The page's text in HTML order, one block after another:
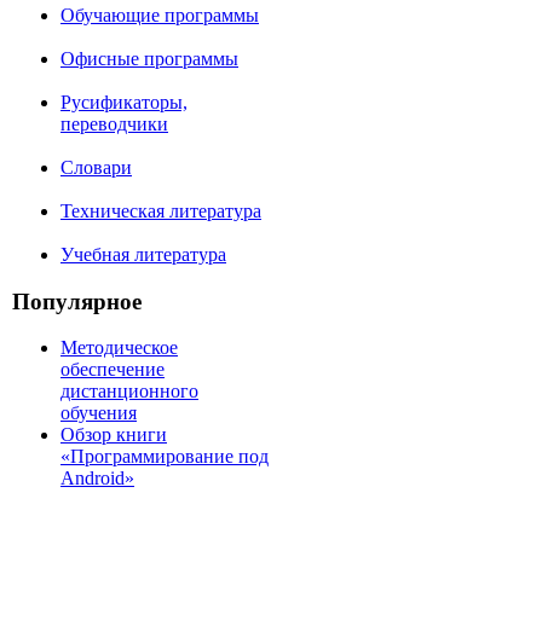
Обучающие программы
Офисные программы
Русификаторы,
переводчики
Словари
Техническая литература
Учебная литература
Популярное
Методическое
обеспечение
дистанционного
обучения
Обзор книги
«Программирование под
Android»